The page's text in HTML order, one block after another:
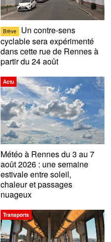
Brève
Un contre-sens
cyclable sera expérimenté
dans cette rue de Rennes à
partir du 24 août
Actu
Météo à Rennes du 3 au 7
août 2026 : une semaine
estivale entre soleil,
chaleur et passages
nuageux
Transports